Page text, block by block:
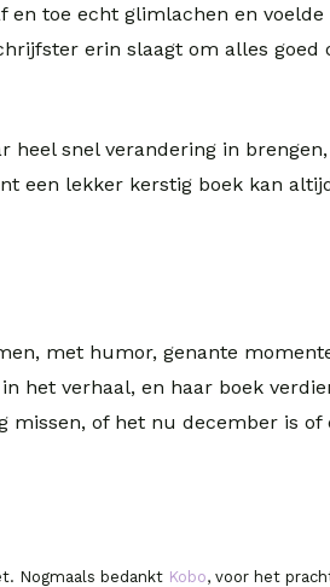
toe echt glimlachen en voelde
erin slaagt om alles goed
heel snel verandering in
een lekker kerstig boek kan
met humor, genante
het verhaal, en haar boek
missen, of het nu december is of
Nogmaals bedankt Kobo, voor het